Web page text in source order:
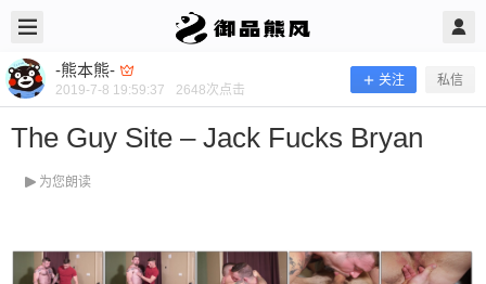
-熊本熊-
2019-7-8 19:59:37 2648次点击
关注 私信
The Guy Site – Jack Fucks Bryan
为您朗读
-熊本熊- @ 御品熊风 2019/7/08